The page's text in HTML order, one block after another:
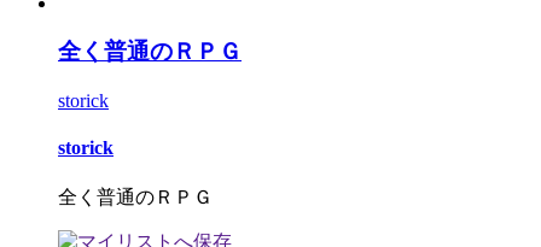
全く普通のＲＰＧ
storick
storick
全く普通のＲＰＧ